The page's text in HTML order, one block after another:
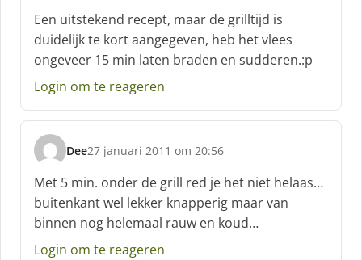
c
h
r
e
e
:
Een uitstekend recept, maar de grilltijd is
duidelijk te kort aangegeven, heb het vlees
ongeveer 15 min laten braden en sudderen.:p
Login om te reageren
Dee
s
c
h
r
e
e
27 januari 2011 om 20:56
Met 5 min. onder de grill red je het niet helaas…
buitenkant wel lekker knapperig maar van
binnen nog helemaal rauw en koud…
Login om te reageren